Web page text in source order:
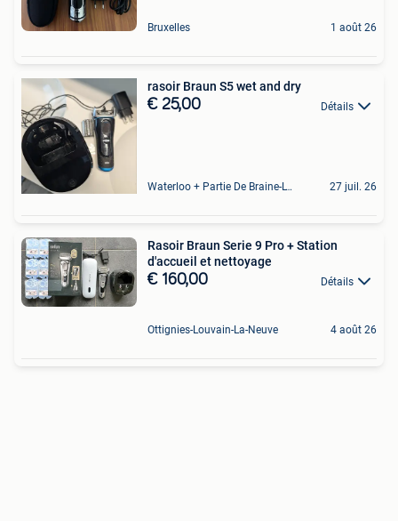
Bruxelles 1 août 26
rasoir Braun S5 wet and dry
€ 25,00 Détails
Waterloo + Partie De Braine-L'Alleud, De Ohain 27 juil. 26
Rasoir Braun Serie 9 Pro + Station
d'accueil et nettoyage
€ 160,00 Détails
Ottignies-Louvain-La-Neuve 4 août 26